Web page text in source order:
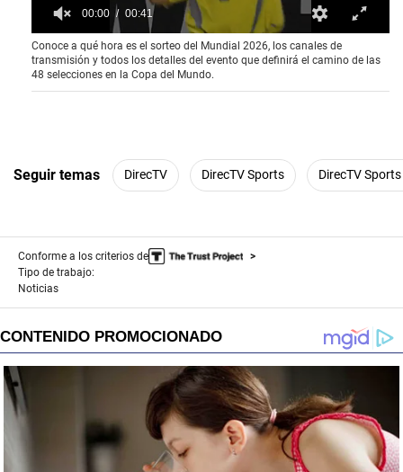
0
o
f
4
1
n
d
00:00 00:41
Conoce a qué hora es el sorteo del Mundial 2026, los canales de
transmisión y todos los detalles del evento que definirá el camino de las
48 selecciones en la Copa del Mundo.
Seguir temas DirecTV DirecTV Sports DirecTV
Conforme a los criterios de
Tipo de trabajo:
Noticias